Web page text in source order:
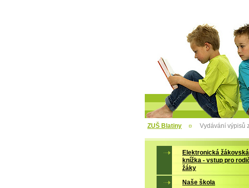
ZUŠ Blatiny Vydávání výpisů
Elektronická žákovská
knížka - vstup pro
žáky
Naše škola